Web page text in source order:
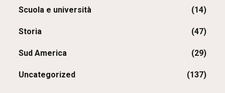
Scuola e università (14)
Storia (47)
Sud America (29)
Uncategorized (137)